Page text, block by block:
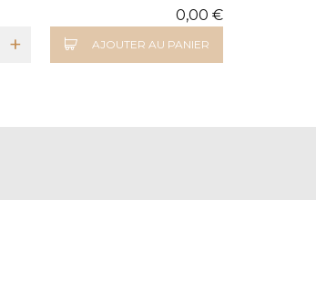
0,00 €
+ AJOUTER AU PANIER